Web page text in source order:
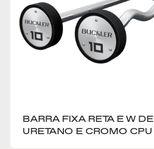
BARRA FIXA RETA E W DE
URETANO E CROMO CPU